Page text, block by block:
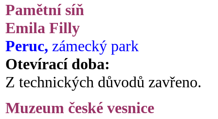
Pamětní síň
Emila Filly
Peruc, zámecký park
Otevírací doba:
Z technických důvodů zavřeno.
Muzeum české vesnice